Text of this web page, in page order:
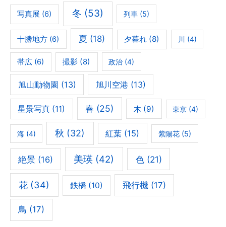
写真展 (6) 冬 (53) 列車(5)
十勝地方 (6) 夏 (18) 夕暮れ (8) 川 (4)
帯広 (6) 撮影 (8) 政治 (4)
旭山動物園 (13) 旭川空港 (13)
星景写真 (11) 春 (25) 木(9) 東京 (4)
海(4) 秋 (32) 紅葉 (15) 紫陽花 (5)
絶景(16) 美瑛 (42) 色(21)
花 (34) 鉄橋 (10) 飛行機(17)
鳥 (17)